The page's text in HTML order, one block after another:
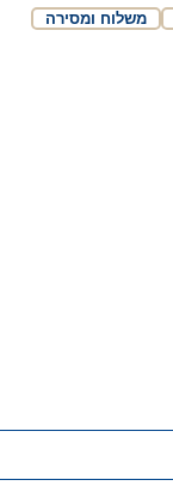
משלוח ומסירה